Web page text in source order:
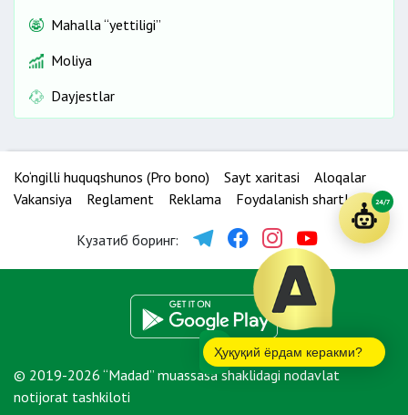
Mahalla “yettiligi”
Moliya
Dayjestlar
Ko‘ngilli huquqshunos (Pro bono) Sayt xaritasi
Aloqalar
Vakansiya
Reglament Reklama Foydalanish shartlari
Кузатиб боринг:
© 2019-2026 “Madad” muassasa shaklidagi nodavlat
notijorat tashkiloti
Ҳуқуқий ёрдам керакми?
24/7